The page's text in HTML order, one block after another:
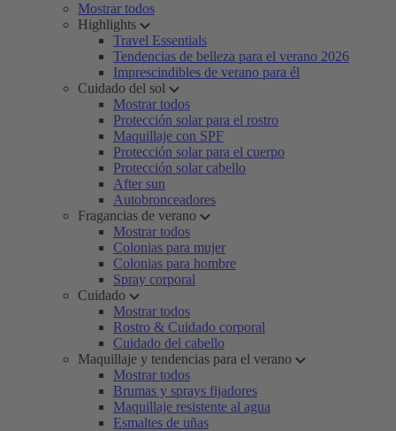
Mostrar todos
Highlights
Travel Essentials
Tendencias de belleza para el verano 2026
Imprescindibles de verano para él
Cuidado del sol
Mostrar todos
Protección solar para el rostro
Maquillaje con SPF
Protección solar para el cuerpo
Protección solar cabello
After sun
Autobronceadores
Fragancias de verano
Mostrar todos
Colonias para mujer
Colonias para hombre
Spray corporal
Cuidado
Mostrar todos
Rostro & Cuidado corporal
Cuidado del cabello
Maquillaje y tendencias para el verano
Mostrar todos
Brumas y sprays fijadores
Maquillaje resistente al agua
Esmaltes de uñas